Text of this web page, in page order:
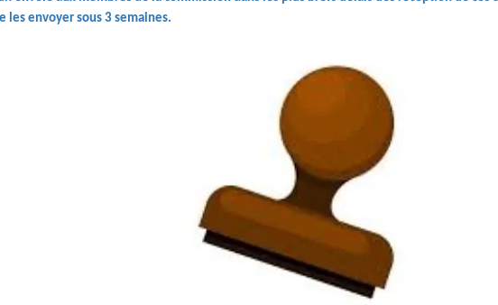
les envoyer sous 3 semaines.